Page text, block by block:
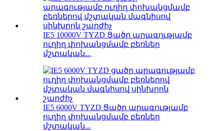
IE5 10000V TYZD Ցածր արագությամբ
ուղիղ փոխանցմամբ բեռներ
մշտական...
IE5 6000V TYZD Ցածր արագությամբ
ուղիղ փոխանցմամբ բեռներ
մշտական...